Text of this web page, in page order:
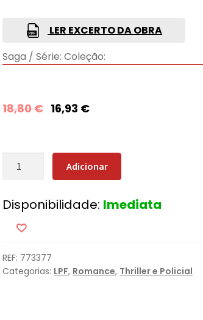
LER EXCERTO DA OBRA
Saga / Série: Coleção:
18,80€ 16,93 €
Quantidade
Adicionar
Disponibilidade: Imediata
REF: 773377
Categorias: LPF, Romance, Thriller e Policial